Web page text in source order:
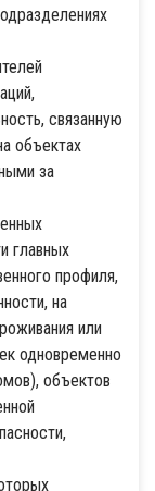
связанную
объектах
за
главных
профиля,
на
или
одновременно
объектов